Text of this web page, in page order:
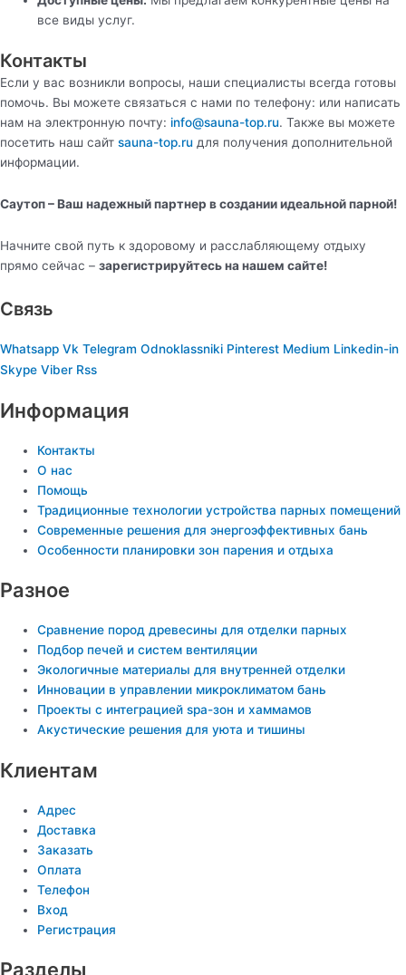
все виды услуг.
Контакты
Если у вас возникли вопросы, наши специалисты всегда готовы
помочь. Вы можете связаться с нами по телефону: или написать
нам на электронную почту: info@sauna-top.ru. Также вы можете
посетить наш сайт sauna-top.ru для получения дополнительной
информации.
Саутоп – Ваш надежный партнер в создании идеальной парной!
Начните свой путь к здоровому и расслабляющему отдыху
прямо сейчас – зарегистрируйтесь на нашем сайте!
Связь
Whatsapp Vk Telegram Odnoklassniki Pinterest Medium Linkedin-in
Skype Viber Rss
Информация
Контакты
О нас
Помощь
Традиционные технологии устройства парных помещений
Современные решения для энергоэффективных бань
Особенности планировки зон парения и отдыха
Разное
Сравнение пород древесины для отделки парных
Подбор печей и систем вентиляции
Экологичные материалы для внутренней отделки
Инновации в управлении микроклиматом бань
Проекты с интеграцией spa-зон и хаммамов
Акустические решения для уюта и тишины
Клиентам
Адрес
Доставка
Заказать
Оплата
Телефон
Вход
Регистрация
Разделы